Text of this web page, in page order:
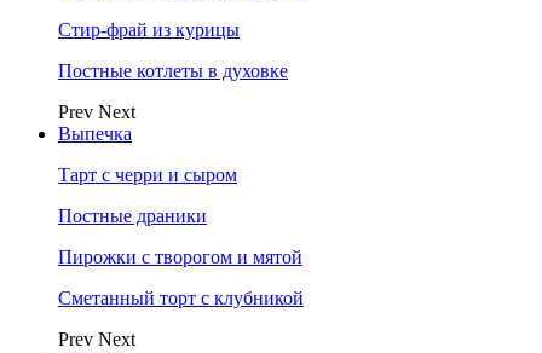
Стир-фрай из курицы
Постные котлеты в духовке
Prev Next
Выпечка
Тарт с черри и сыром
Постные драники
Пирожки с творогом и мятой
Сметанный торт с клубникой
Prev Next